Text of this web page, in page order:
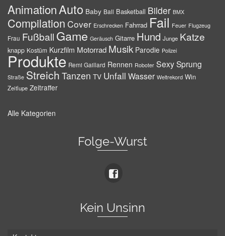
AnimationAuto Baby Ball Basketball Bilder BMX
Compilation Cover Erschrecken Fahrrad Fail Feuer Flugzeug
Frau Fußball Game Geräusch Gitarre Hund Junge Katze
knapp Kostüm Kurzfilm Motorrad Musik Parodie Polizei
Produkte Remi Gaillard Rennen Roboter SexySprung
Straße Streich Tanzen TV Unfall Wasser Weltrekord Win
Zeitlupe Zeitraffer
Alle Kategorien
Folge-Wurst
Kein Unsinn